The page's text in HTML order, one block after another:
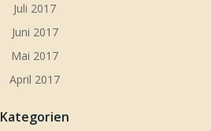
Juli 2017
Juni 2017
Mai 2017
April 2017
Kategorien